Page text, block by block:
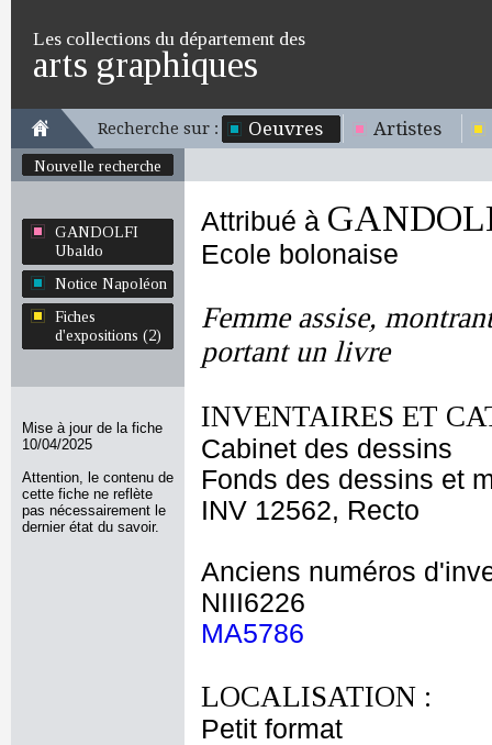
Les collections du département des
arts graphiques
Recherche sur : Oeuvres Artistes
Nouvelle recherche
GANDOLFI
Ubaldo
Notice Napoléon
Fiches
d'expositions (2)
Mise à jour de la fiche
10/04/2025
Attention, le contenu de
cette fiche ne reflète
pas nécessairement le
dernier état du savoir.
Attribué à
Ecole bolonaise
Femme assise,
portant un livre
INVENTAIRES ET
Cabinet des dessins
Fonds des dessins et
INV 12562, Recto
Anciens numéros
NIII6226
MA5786
LOCALISATION :
Petit format